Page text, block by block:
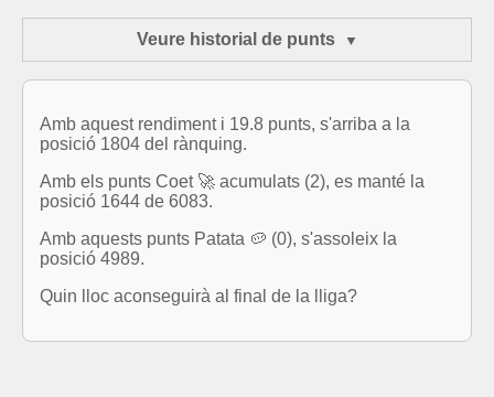
Veure historial de punts
Amb aquest rendiment i 19.8 punts, s'arriba a la
posició 1804 del rànquing.
Amb els punts Coet 🚀 acumulats (2), es manté la
posició 1644 de 6083.
Amb aquests punts Patata 🥔 (0), s'assoleix la
posició 4989.
Quin lloc aconseguirà al final de la lliga?